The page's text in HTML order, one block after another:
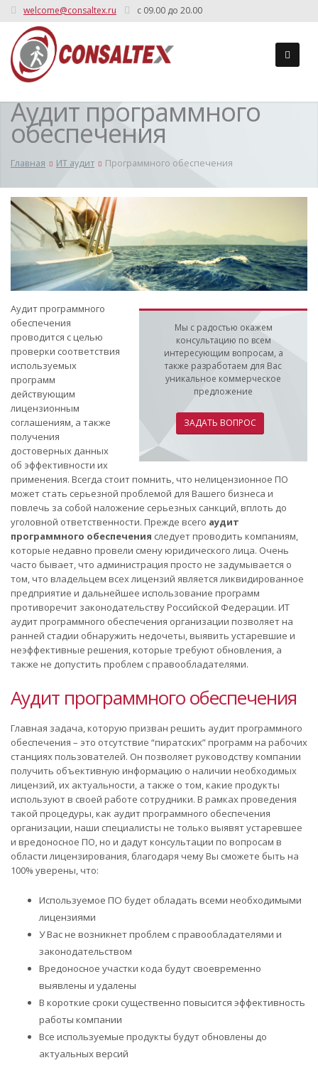
welcome@consaltex.ru c 09.00 до 20.00
Аудит программного
обеспечения
Главная ИТ аудит Программного обеспечения
Мы с радостью окажем
консультацию по всем
интересующим вопросам, а
также разработаем для Вас
уникальное коммерческое
предложение
ЗАДАТЬ ВОПРОС
Аудит программного
обеспечения
проводится с целью
проверки соответствия
используемых
программ
действующим
лицензионным
соглашениям, а также
получения
достоверных данных
об эффективности их
применения. Всегда стоит помнить, что нелицензионное ПО
может стать серьезной проблемой для Вашего бизнеса и
повлечь за собой наложение серьезных санкций, вплоть до
уголовной ответственности. Прежде всего аудит
программного обеспечения следует проводить компаниям,
которые недавно провели смену юридического лица. Очень
часто бывает, что администрация просто не задумывается о
том, что владельцем всех лицензий является ликвидированное
предприятие и дальнейшее использование программ
противоречит законодательству Российской Федерации. ИТ
аудит программного обеспечения организации позволяет на
ранней стадии обнаружить недочеты, выявить устаревшие и
неэффективные решения, которые требуют обновления, а
также не допустить проблем с правообладателями.
Аудит программного обеспечения
Главная задача, которую призван решить аудит программного
обеспечения – это отсутствие “пиратских” программ на рабочих
станциях пользователей. Он позволяет руководству компании
получить объективную информацию о наличии необходимых
лицензий, их актуальности, а также о том, какие продукты
используют в своей работе сотрудники. В рамках проведения
такой процедуры, как аудит программного обеспечения
организации, наши специалисты не только выявят устаревшее
и вредоносное ПО, но и дадут консультации по вопросам в
области лицензирования, благодаря чему Вы сможете быть на
100% уверены, что:
Используемое ПО будет обладать всеми необходимыми
лицензиями
У Вас не возникнет проблем с правообладателями и
законодательством
Вредоносное участки кода будут своевременно
выявлены и удалены
В короткие сроки существенно повысится эффективность
работы компании
Все используемые продукты будут обновлены до
актуальных версий